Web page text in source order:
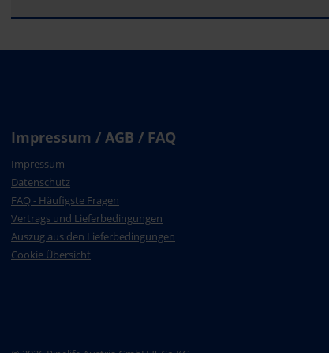
Impressum / AGB / FAQ
Impressum
Datenschutz
FAQ - Häufigste Fragen
Vertrags und Lieferbedingungen
Auszug aus den Lieferbedingungen
Cookie Übersicht